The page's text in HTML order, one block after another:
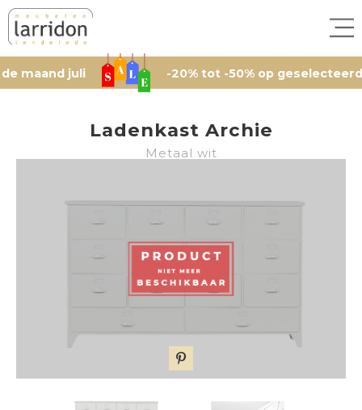
juli -20% tot -50% op geselecteerde
Ladenkast Archie
Metaal wit